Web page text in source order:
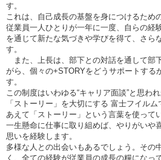
す。
これは、自己成長の基盤を身につけるため
従業員一人ひとりが一年に一度、自らの経
を通じて新たな気づきや学びを得て、さら
す。
また、上長は、部下との対話を通して部
がら、個々の+STORYをどうサポートする
す。
この制度はいわゆる“キャリア面談”と思わ
「ストーリー」を大切にする 富士フイルム
あえて「ストーリー」という言葉を使って
一生懸命に仕事に取り組めば、やりがいや
思いを経験します。
多様な人との出会いもあるでしょう。その
く、全ての経験が従業員の成長の糧になっ